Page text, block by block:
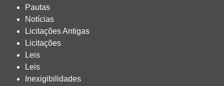
Pautas
Notícias
Licitações Antigas
Licitações
Leis
Leis
Inexigibilidades